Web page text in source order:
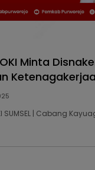
Minta
SUMSEL | Cabang